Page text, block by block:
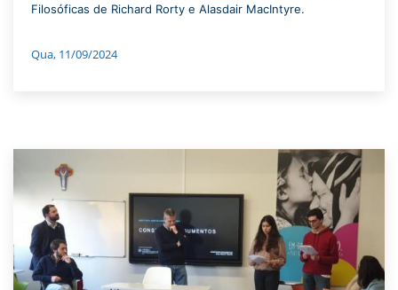
Filosóficas de Richard Rorty e Alasdair MacIntyre.
Qua, 11/09/2024